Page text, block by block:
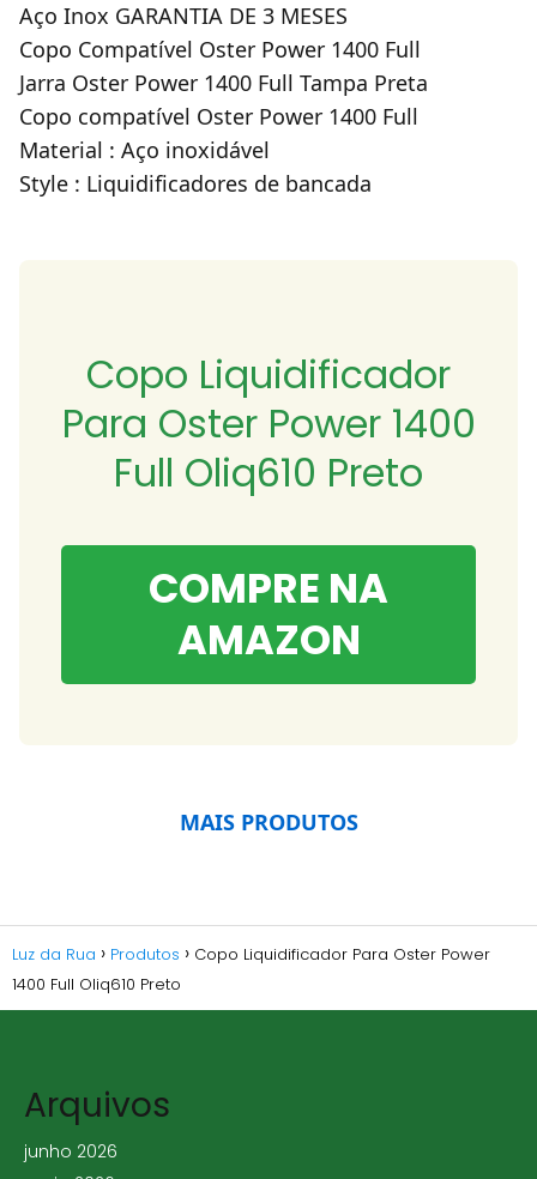
Aço Inox GARANTIA DE 3 MESES
Copo Compatível Oster Power 1400 Full
Jarra Oster Power 1400 Full Tampa Preta
Copo compatível Oster Power 1400 Full
Material : Aço inoxidável
Style : Liquidificadores de bancada
Copo Liquidificador
Para Oster Power 1400
Full Oliq610 Preto
COMPRE NA
AMAZON
MAIS PRODUTOS
Luz da Rua Produtos
Copo Liquidificador Para Oster Power
1400 Full Oliq610 Preto
Arquivos
junho 2026